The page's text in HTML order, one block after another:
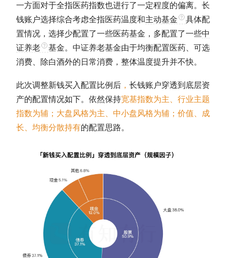
一方面对于全指医药指数也进行了一定程度的偏离。长
钱账户选择综合考虑全指医药温度和主动基金
具体配
置情况，选择少配置了一些医药基金，多配置了一些中
证养老
基金。 中证养老基金由于均衡配置医药、可选
消费、除白酒外的日常消费，整体温度提升并不快。
此次调整新钱买入配置比例后 ， 长钱账户穿透到底层资
产的配置情况如下。依然保持宽基指数为主、行业主题
指数为辅；大盘风格为主、中小盘风格为辅；价值、成
长、均衡分散持有的配置思路。